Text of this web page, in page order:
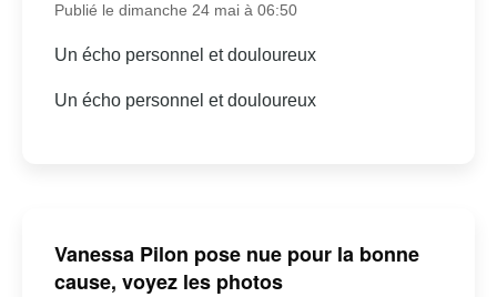
Publié le dimanche 24 mai à 06:50
Un écho personnel et douloureux
Un écho personnel et douloureux
Vanessa Pilon pose nue pour la bonne
cause, voyez les photos